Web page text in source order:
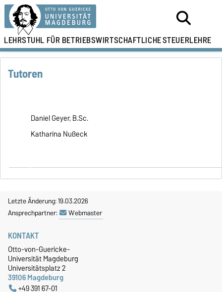
LEHRSTUHL FÜRBETRIEBSWIRTSCHAFTLICHESTEUERLEHRE
Tutoren
Daniel Geyer, B.Sc.
Katharina Nußeck
Letzte Änderung: 19.03.2026
Ansprechpartner:
Webmaster
KONTAKT
Otto-von-Guericke-
Universität Magdeburg
Universitätsplatz 2
39106 Magdeburg
+49 391 67-01